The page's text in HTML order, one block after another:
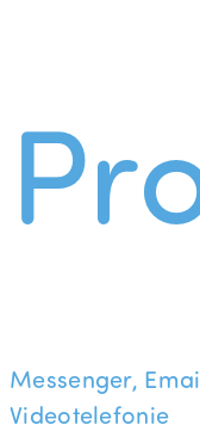
Messenger,
Videotelefonie